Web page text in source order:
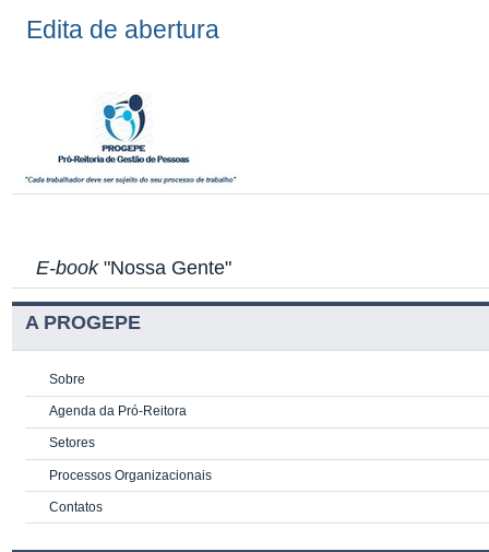
Edita de abertura
E-book"Nossa Gente"
A PROGEPE
Sobre
Agenda da Pró-Reitora
Setores
Processos Organizacionais
Contatos